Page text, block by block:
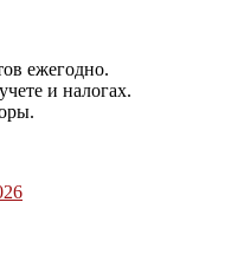
ежегодно.
и налогах.